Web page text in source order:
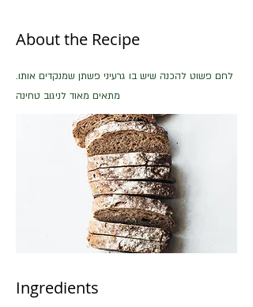
About the Recipe
לחם פשוט להכנה שיש בו גרעיני פשתן שמנקדים אותו.
מתאים מאוד לניגוב טחינה
Ingredients